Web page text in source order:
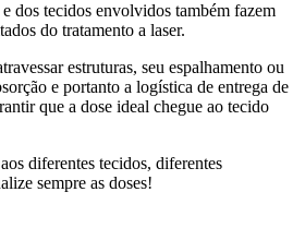
dos tecidos envolvidos também fazem
do tratamento a laser.
estruturas, seu espalhamento ou
e portanto a logística de entrega de
que a dose ideal chegue ao tecido
diferentes tecidos, diferentes
sempre as doses!